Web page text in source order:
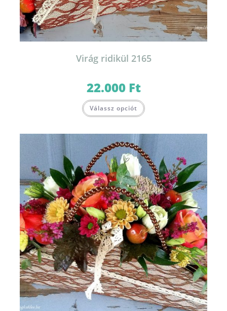
Virág ridikül 2165
22.000 Ft
Válassz opciót